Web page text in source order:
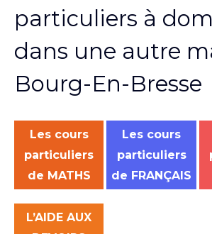
particuliers à
dans une autre
Bourg-En-Bresse
Les cours
particuliers
de MATHS
Les cours
particuliers
de FRANÇAIS
L’AIDE AUX